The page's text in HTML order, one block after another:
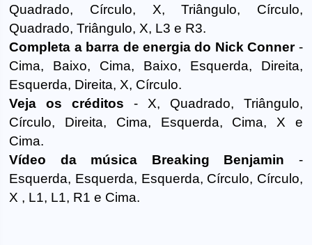
Quadrado, Círculo, X, Triângulo, Círculo,
Quadrado, Triângulo, X, L3 e R3.
Completa a barra de energia do Nick Conner-
Cima, Baixo, Cima, Baixo, Esquerda, Direita,
Esquerda, Direita, X, Círculo.
Veja os créditos - X, Quadrado, Triângulo,
Círculo, Direita, Cima, Esquerda, Cima, X e
Cima.
Vídeo da música Breaking Benjamin -
Esquerda, Esquerda, Esquerda, Círculo, Círculo,
X , L1, L1, R1 e Cima.